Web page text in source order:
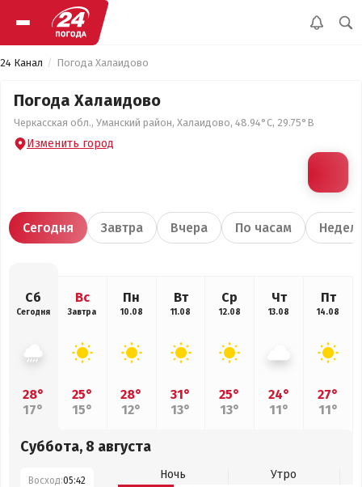
24 Канал Погода Халаидово
Погода Халаидово
Черкасская обл., Уманский район, Халаидово, 48.94°С, 29.75°В
Изменить город
Сегодня Завтра Вчера По часам
Сб
Сегодня
28°
17°
Вс
Завтра
25°
15°
Пн
10.08
28°
12°
Вт
11.08
31°
13°
Ср
12.08
25°
13°
Чт
13.08
24°
11°
Пт
14.08
27°
11°
Суббота, 8 августа
Восход:05:42 Ночь
Утро